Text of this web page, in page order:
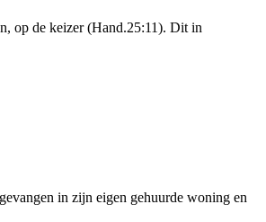
op de keizer (Hand.25:11). Dit in
in zijn eigen gehuurde woning en